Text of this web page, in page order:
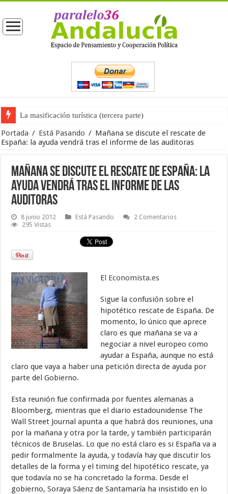
La masificación turística (tercera parte)
La opinión pública ante las próximas elecciones generales
Portada / Está Pasando / Mañana se discute el rescate de
España: la ayuda vendrá tras el informe de las auditoras
Mañana se discute el rescate de España: la
ayuda vendrá tras el informe de las
auditoras
8 junio 2012 Está Pasando
2 Comentarios
295 Vistas
El Economista.es
Sigue la confusión sobre el
hipotético rescate de España. De
momento, lo único que aprece
claro es que mañana se va a
negociar a nivel europeo como
ayudar a España, aunque no está
claro que vaya a haber una petición directa de ayuda por
parte del Gobierno.
Esta reunión fue confirmada por fuentes alemanas a
Bloomberg, mientras que el diario estadounidense The
Wall Street Journal apunta a que habrá dos reuniones, una
por la mañana y otra por la tarde, y también participarán
técnicos de Bruselas. Lo que no está claro es si España va a
pedir formalmente la ayuda, y todavía hay que discutir los
detalles de la forma y el timing del hipotético rescate, ya
que todavía no se ha concretado la forma. Desde el
gobierno, Soraya Sáenz de Santamaría ha insistido en lo